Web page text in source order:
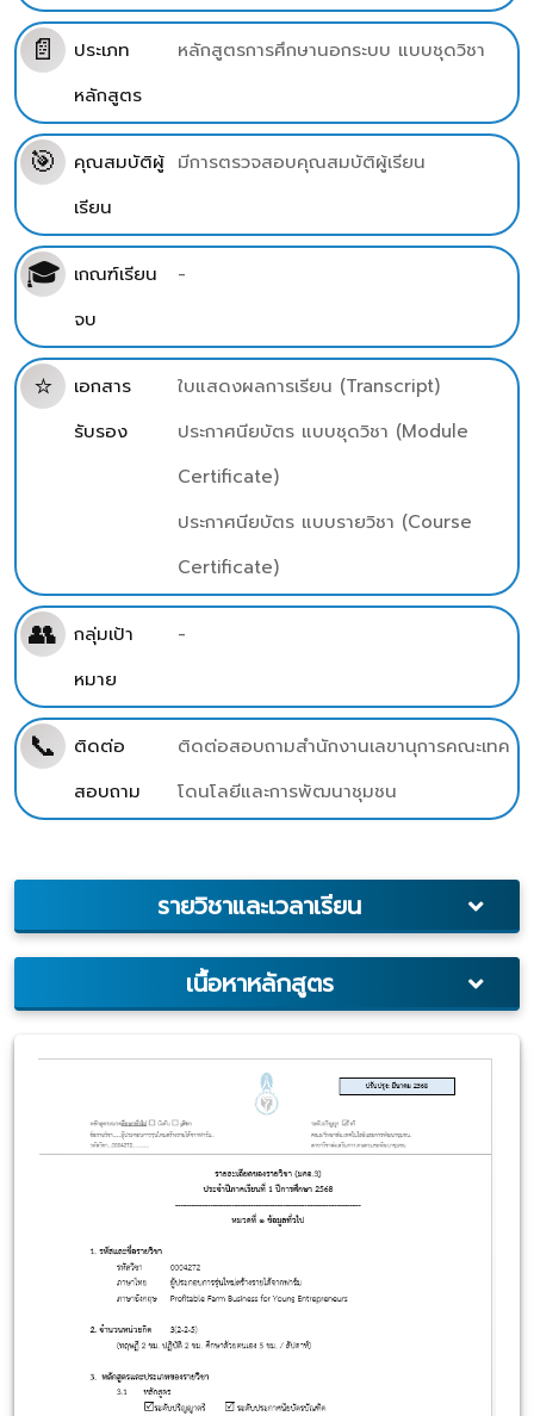
📄
ประเภท
หลักสูตร
หลักสูตรการศึกษานอกระบบ แบบชุดวิชา
🎯
คุณสมบัติผู้
เรียน
มีการตรวจสอบคุณสมบัติผู้เรียน
🎓 เกณฑ์เรียน
จบ
-
⭐
เอกสาร
รับรอง
ใบแสดงผลการเรียน (Transcript)
ประกาศนียบัตร แบบชุดวิชา (Module
Certificate)
ประกาศนียบัตร แบบรายวิชา (Course
Certificate)
👥
กลุ่มเป้า
หมาย
-
📞
ติดต่อ
สอบถาม
ติดต่อสอบถามสำนักงานเลขานุการคณะเทค
โดนโลยีและการพัฒนาชุมชน
รายวิชาและเวลาเรียน
เนื้อหาหลักสูตร